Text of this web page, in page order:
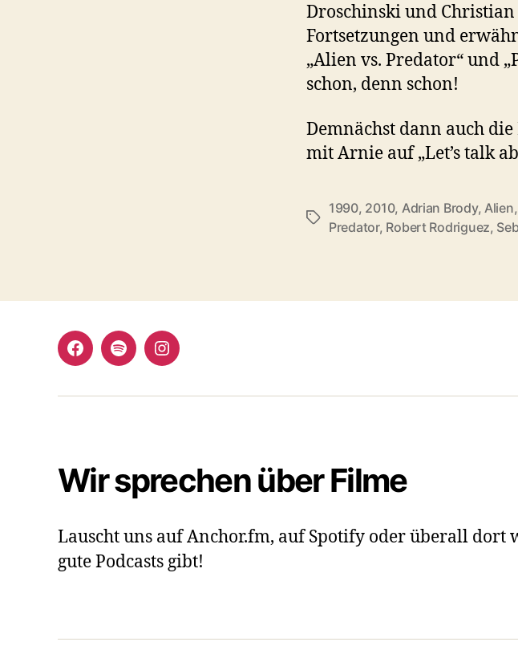
Droschinski und
Fortsetzungen und
„Alien vs. Predator“ und
schon, denn schon!
Demnächst dann auch
mit Arnie auf „Let’s talk
Schlagwörter
1990, 2010, Adrian Brody,Alien
Predator, Robert Rodriguez,
FacebookSpotifyInstagram
Wir sprechen über Filme
Lauscht uns auf Anchor.fm, auf Spotify oder überall dort
gute Podcasts gibt!